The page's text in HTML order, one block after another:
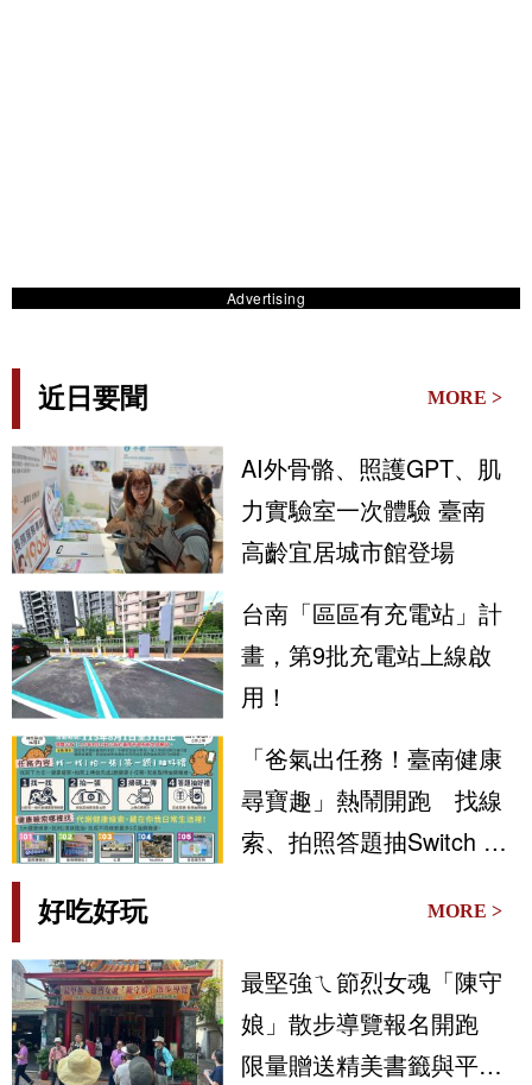
Advertising
近日要聞 MORE >
AI外骨骼、照護GPT、肌
力實驗室一次體驗 臺南
高齡宜居城市館登場
台南「區區有充電站」計
畫，第9批充電站上線啟
用！
「爸氣出任務！臺南健康
尋寶趣」熱鬧開跑 找線
索、拍照答題抽Switch 2
好吃好玩 MORE >
最堅強ㄟ節烈女魂「陳守
娘」散步導覽報名開跑
限量贈送精美書籤與平安